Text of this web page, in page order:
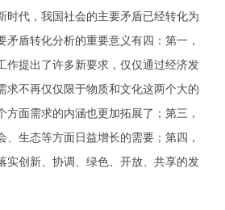
时代，我国社会的主要矛盾已经转化为
盾转化分析的重要意义有四：第一，
作提出了许多新要求，仅仅通过经济发
求不再仅仅限于物质和文化这两个大的
面需求的内涵也更加拓展了；第三，
生态等方面日益增长的需要；第四，
实创新、协调、绿色、开放、共享的发